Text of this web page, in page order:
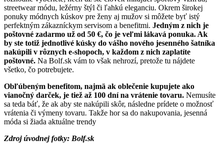
streetwear módu, ležérny štýl či ľahkú eleganciu. Okrem širokej
ponuky módnych kúskov pre ženy aj mužov si môžete byť istý
perfektným zákazníckym servisom a benefitmi. Jedným z nich je
poštovné zadarmo už od 50 €, čo je veľmi lákavá ponuka. Ak
by ste totiž jednotlivé kúsky do vášho nového jesenného šatníka
nakúpili v rôznych e-shopoch, v každom z nich zaplatíte
poštovné. Na Bolf.sk vám to však nehrozí, pretože tu nájdete
všetko, čo potrebujete.
Obľúbeným benefitom, najmä ak oblečenie kupujete ako
vianočný darček, je tiež až 100 dní na vrátenie tovaru. Nemusíte
sa teda báť, že ak aby ste nakúpili skôr, následne prídete o možnosť
vrátenia či výmeny tovaru. Takže hor sa do nakupovania, jesenná
móda si žiada aktuálne trendy
Zdroj úvodnej fotky: Bolf.sk